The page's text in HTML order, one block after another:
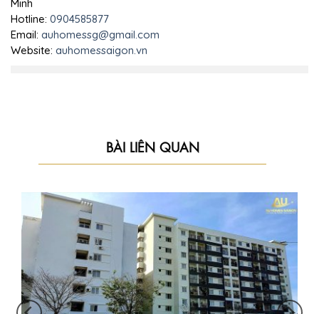
Minh
Hotline: 0904585877
Email: auhomessg@gmail.com
Website: auhomessaigon.vn
BÀI LIÊN QUAN